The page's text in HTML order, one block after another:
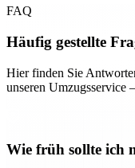
FAQ
Häufig gestellte
Hier finden Sie
unseren Umzugsservice
Wie früh sollte ich